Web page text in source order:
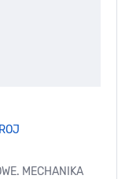
MECHANIKA